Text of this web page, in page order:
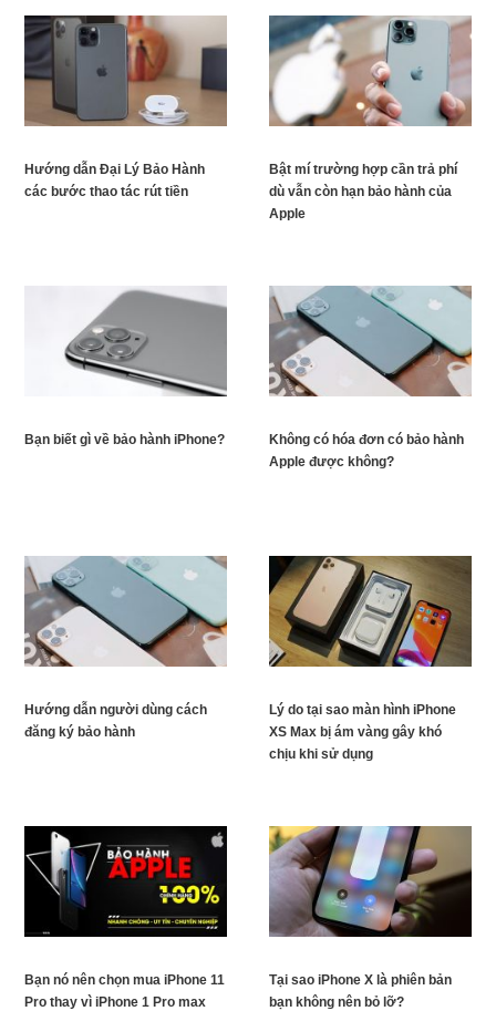
Hướng dẫn Đại Lý Bảo Hành
các bước thao tác rút tiền
Bật mí trường hợp cần trả phí
dù vẫn còn hạn bảo hành của
Apple
Bạn biết gì về bảo hành iPhone?
Không có hóa đơn có bảo hành
Apple được không?
Hướng dẫn người dùng cách
đăng ký bảo hành
Lý do tại sao màn hình iPhone
XS Max bị ám vàng gây khó
chịu khi sử dụng
Bạn nó nên chọn mua iPhone 11
Pro thay vì iPhone 1 Pro max
Tại sao iPhone X là phiên bản
bạn không nên bỏ lỡ?